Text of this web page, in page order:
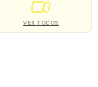
VER TODOS